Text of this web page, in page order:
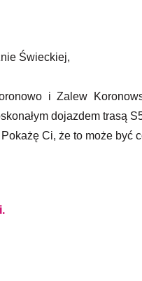
Świeckiej,
i Zalew
dojazdem trasą
Ci, że to może być